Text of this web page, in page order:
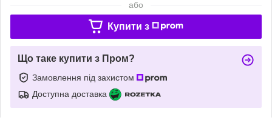
або
Купити з
Що таке купити з Пром?
Замовлення під захистом
Доступна доставка